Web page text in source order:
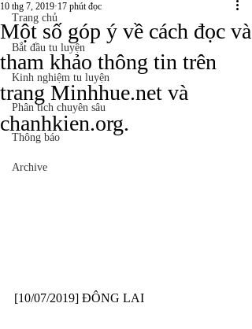
Trang chủ
Bắt đầu tu luyện
Kinh nghiệm tu luyện
Phân tích chuyên sâu
Thông báo
Archive
Một số góp ý về cách đọc và
tham khảo thông tin trên
trang Minhhue.net và
chanhkien.org.
10 thg 7, 2019 17 phút đọc
[10/07/2019] ĐÔNG LAI